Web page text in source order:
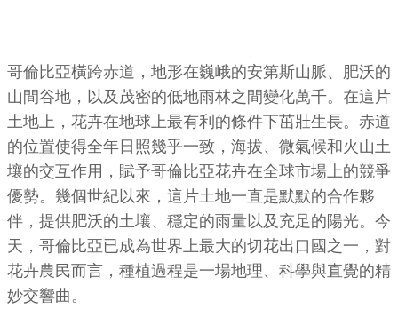
哥倫比亞橫跨赤道，地形在巍峨的安第斯山脈、肥沃的
山間谷地，以及茂密的低地雨林之間變化萬千。在這片
土地上，花卉在地球上最有利的條件下茁壯生長。赤道
的位置使得全年日照幾乎一致，海拔、微氣候和火山土
壤的交互作用，賦予哥倫比亞花卉在全球市場上的競爭
優勢。幾個世紀以來，這片土地一直是默默的合作夥
伴，提供肥沃的土壤、穩定的雨量以及充足的陽光。今
天，哥倫比亞已成為世界上最大的切花出口國之一，對
花卉農民而言，種植過程是一場地理、科學與直覺的精
妙交響曲。